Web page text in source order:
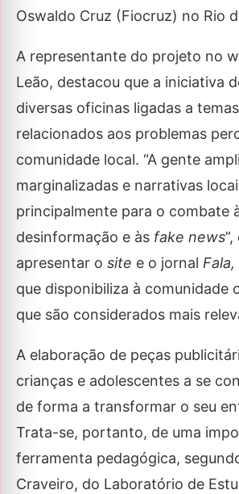
Oswaldo Cruz (Fiocruz) no Rio
A representante do projeto no
Leão, destacou que a iniciativa
diversas oficinas ligadas a
relacionados aos problemas
comunidade local. “A gente
marginalizadas e narrativas
principalmente para o combate
desinformação e às fake news
apresentar o site e o jornal
que disponibiliza à comunidade
que são considerados mais
A elaboração de peças
crianças e adolescentes a se
de forma a transformar o seu
Trata-se, portanto, de uma
ferramenta pedagógica,
Craveiro, do Laboratório de